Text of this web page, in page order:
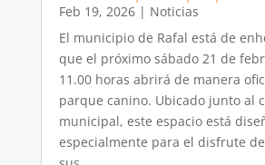
Feb 19, 2026| Noticias
El municipio de Rafal está de
que el próximo sábado 21 de
11.00 horas abrirá de manera
parque canino. Ubicado junto al
municipal, este espacio está
especialmente para el disfrute